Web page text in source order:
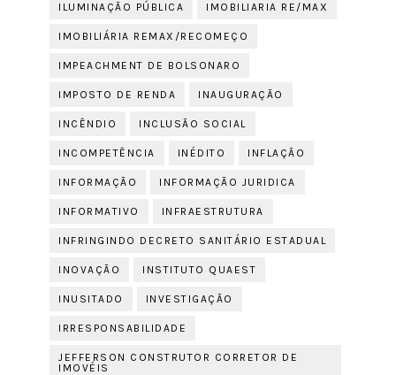
ILUMINAÇÃO PÚBLICA IMOBILIARIA RE/MAX
IMOBILIÁRIA REMAX/RECOMEÇO
IMPEACHMENT DE BOLSONARO
IMPOSTO DE RENDA INAUGURAÇÃO
INCÊNDIO INCLUSÃO SOCIAL
INCOMPETÊNCIA INÉDITO INFLAÇÃO
INFORMAÇÃO INFORMAÇÃO JURIDICA
INFORMATIVO INFRAESTRUTURA
INFRINGINDO DECRETO SANITÁRIO ESTADUAL
INOVAÇÃO INSTITUTO QUAEST
INUSITADO INVESTIGAÇÃO
IRRESPONSABILIDADE
JEFFERSON CONSTRUTOR CORRETOR DE
IMOVÉIS